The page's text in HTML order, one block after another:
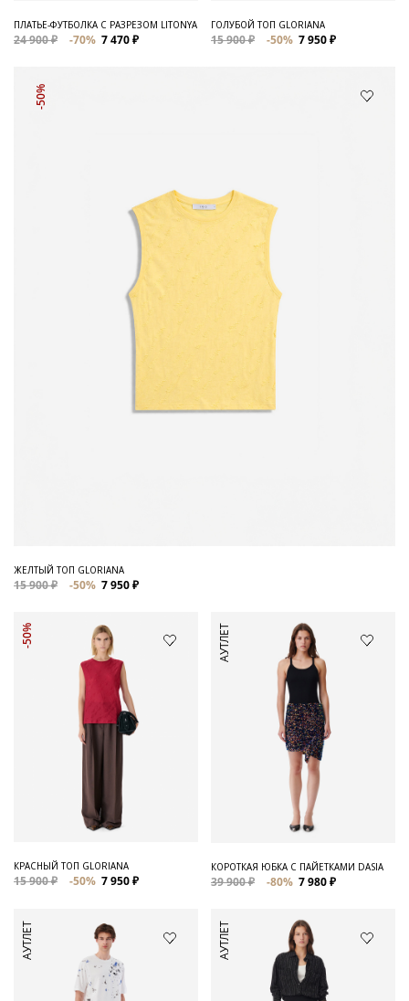
ПЛАТЬЕ-ФУТБОЛКА С РАЗРЕЗОМ LITONYA
24 900 ₽ -70% 7 470 ₽
ГОЛУБОЙ ТОП GLORIANA
15 900 ₽ -50% 7 950 ₽
-50%
ЖЕЛТЫЙ ТОП GLORIANA
15 900 ₽ -50% 7 950 ₽
-50%
КРАСНЫЙ ТОП GLORIANA
15 900 ₽ -50% 7 950 ₽
АУТЛЕТ
КОРОТКАЯ ЮБКА С ПАЙЕТКАМИ DASIA
39 900 ₽ -80% 7 980 ₽
АУТЛЕТ АУТЛЕТ